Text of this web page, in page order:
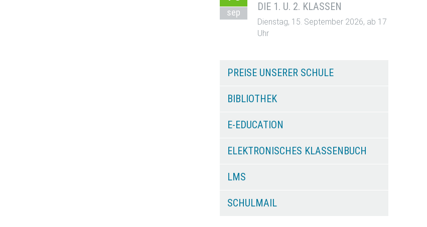
sep
DIE 1. U. 2. KLASSEN
Dienstag, 15. September 2026, ab 17
Uhr
PREISE UNSERER SCHULE
BIBLIOTHEK
E-EDUCATION
ELEKTRONISCHES KLASSENBUCH
LMS
SCHULMAIL